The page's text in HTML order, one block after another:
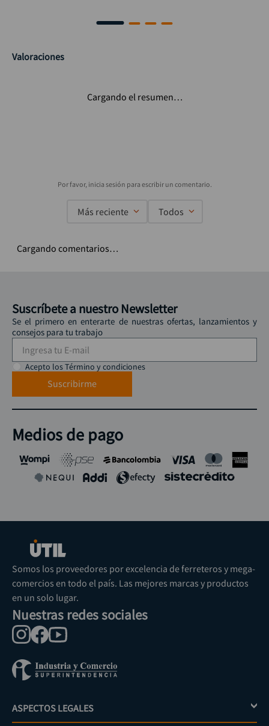
Valoraciones
Cargando el resumen…
Más reciente Todos
Cargando comentarios…
Suscríbete a nuestro Newsletter
Se el primero en enterarte de nuestras ofertas, lanzamientos y
consejos para tu trabajo
Acepto los Término y condiciones
Suscribirme
Medios de pago
Somos los proveedores por excelencia de ferreteros y mega-
comercios en todo el país. Las mejores marcas y productos
en un solo lugar.
Nuestras redes sociales
ASPECTOS LEGALES +